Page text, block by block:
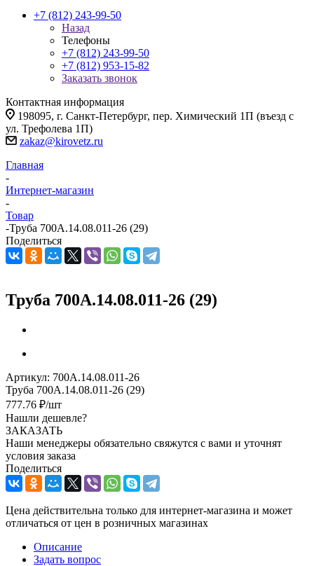
+7 (812) 243-99-50
Назад
Телефоны
+7 (812) 243-99-50
+7 (812) 953-15-82
Заказать звонок
Контактная информация
198095, г. Санкт-Петербург, пер. Химический 1П (въезд с
ул. Трефолева 1П)
zakaz@kirovetz.ru
Главная
-
Интернет-магазин
-
Товар
-Труба 700А.14.08.011-26 (29)
Поделиться
Труба 700А.14.08.011-26 (29)
Артикул: 700А.14.08.011-26
Труба 700А.14.08.011-26 (29)
777.76 ₽/шт
Нашли дешевле?
ЗАКАЗАТЬ
Наши менеджеры обязательно свяжутся с вами и уточнят
условия заказа
Поделиться
Цена действительна только для интернет-магазина и может
отличаться от цен в розничных магазинах
Описание
Задать вопрос